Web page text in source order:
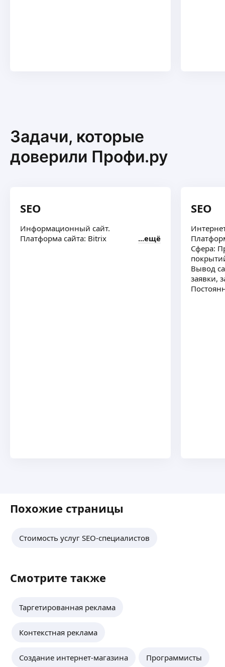
Задачи, которые
доверили Профи.ру
SEO
Информационный сайт.
Платформа сайта: Bitrix
ещё
SEO
Сфера:
Вывод
заявки,
Похожие страницы
Стоимость услуг SEO-специалистов
Смотрите также
Таргетированная реклама
Контекстная реклама
Создание интернет-магазина Программисты